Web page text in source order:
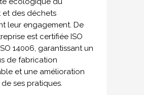
et des déchets
leur engagement. De
est certifiée ISO
14006, garantissant un
de fabrication
et une amélioration
ses pratiques.